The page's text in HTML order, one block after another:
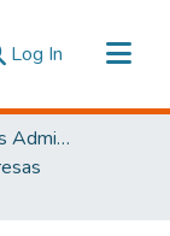
Log In (current)
Facultad de Ciencias Administrativas y Económicas